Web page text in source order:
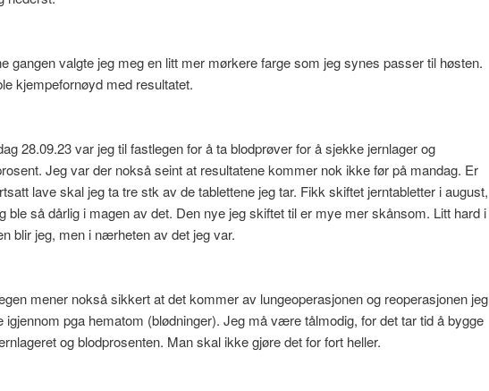
gangen valgte jeg meg en litt mer mørkere farge som jeg synes passer til høsten.
kjempefornøyd med resultatet.
28.09.23 var jeg til fastlegen for å ta blodprøver for å sjekke jernlager og
Jeg var der nokså seint at resultatene kommer nok ikke før på mandag. Er
lave skal jeg ta tre stk av de tablettene jeg tar. Fikk skiftet jerntabletter i august,
ble så dårlig i magen av det. Den nye jeg skiftet til er mye mer skånsom. Litt hard i
blir jeg, men i nærheten av det jeg var.
mener nokså sikkert at det kommer av lungeoperasjonen og reoperasjonen jeg
igjennom pga hematom (blødninger). Jeg må være tålmodig, for det tar tid å bygge
og blodprosenten. Man skal ikke gjøre det for fort heller.